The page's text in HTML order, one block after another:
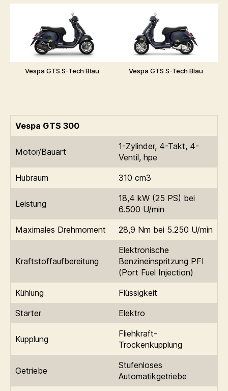
Vespa GTS S-Tech Blau Vespa GTS S-Tech Blau
Vespa GTS 300
Motor/Bauart
1-Zylinder, 4-Takt, 4-
Ventil, hpe
Hubraum
310 cm3
Leistung
18,4 kW (25 PS) bei
6.500 U/min
Maximales Drehmoment
28,9 Nm bei 5.250 U/min
Kraftstoffaufbereitung
Elektronische
Benzineinspritzung PFI
(Port Fuel Injection)
Kühlung
Flüssigkeit
Starter
Elektro
Kupplung
Fliehkraft-
Trockenkupplung
Getriebe
Stufenloses
Automatikgetriebe